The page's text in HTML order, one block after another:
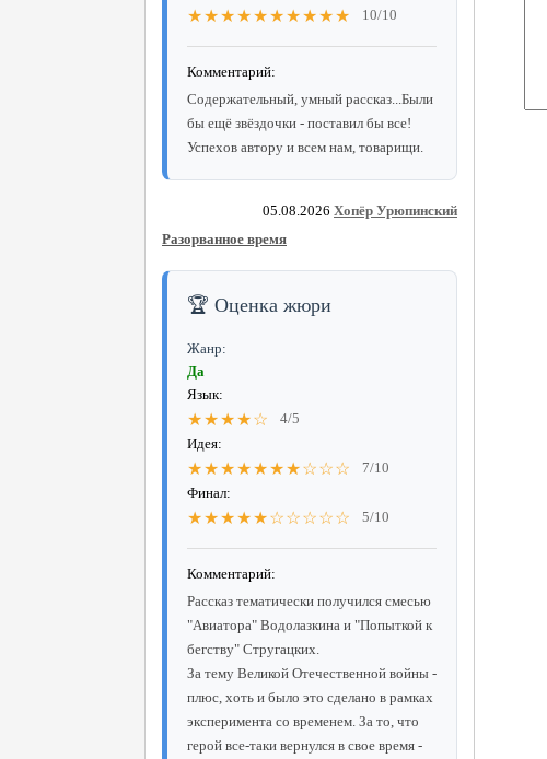
★★★★★★★★★★ 10/10
Комментарий:
Содержательный, умный рассказ...Были
бы ещё звёздочки - поставил бы все!
Успехов автору и всем нам, товарищи.
05.08.2026 Хопёр Урюпинский
Разорванное время
🏆 Оценка жюри
Жанр:
Да
Язык:
★★★★☆
4/5
Идея:
★★★★★★★☆☆☆
7/10
Финал:
★★★★★☆☆☆☆☆ 5/10
Комментарий:
Рассказ тематически получился смесью
"Авиатора" Водолазкина и "Попыткой к
бегству" Стругацких.
За тему Великой Отечественной войны -
плюс, хоть и было это сделано в рамках
эксперимента со временем. За то, что
герой все-таки вернулся в свое время -